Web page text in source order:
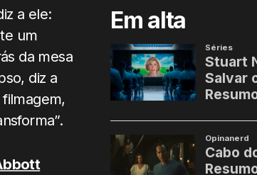
a ele:
um
da mesa
diz a
Em alta